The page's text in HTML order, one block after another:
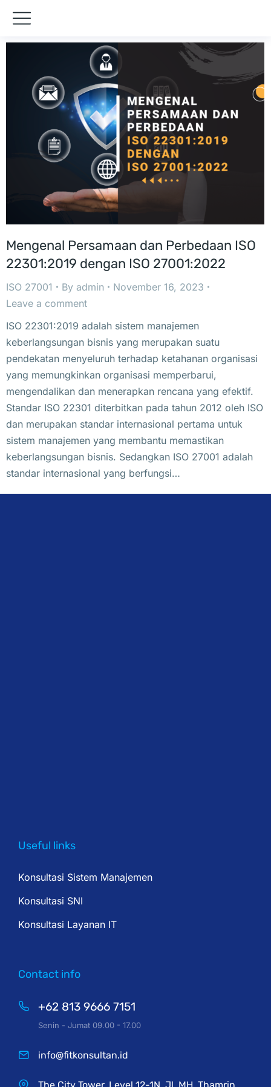
Mengenal Persamaan dan Perbedaan ISO
22301:2019 dengan ISO 27001:2022
ISO 27001 By admin
November 16, 2023
Leave a comment
ISO 22301:2019 adalah sistem manajemen
keberlangsungan bisnis yang merupakan suatu
pendekatan menyeluruh terhadap ketahanan organisasi
yang memungkinkan organisasi memperbarui,
mengendalikan dan menerapkan rencana yang efektif.
Standar ISO 22301 diterbitkan pada tahun 2012 oleh ISO
dan merupakan standar internasional pertama untuk
sistem manajemen yang membantu memastikan
keberlangsungan bisnis. Sedangkan ISO 27001 adalah
standar internasional yang berfungsi…
Useful links
Konsultasi Sistem Manajemen
Konsultasi SNI
Konsultasi Layanan IT
Contact info
+62 813 9666 7151
Senin - Jumat 09.00 - 17.00
info@fitkonsultan.id
The City Tower, Level 12-1N, Jl. MH. Thamrin